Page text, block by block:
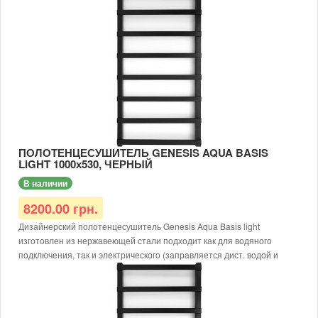
Тип: водяной/электрический
Тип покраски: порошковая
Диаметр подключения: G1/2
Рабочая температура: до 65 °С
Толщина металла: от 1,5 мм
Для электрического исполнения дополнительно требуется
заправить теплоносителем и доукомплектовать ТЭНом.
ПОЛОТЕНЦЕСУШИТЕЛЬ GENESIS AQUA BASIS
LIGHT 1000х530, ЧЕРНЫЙ
В наличии
8200.00 грн.
Дизайнерский полотенцесушитель Genesis Aqua Basis light
изготовлен из нержавеющей стали подходит как для водяного
подключения, так и электрического (заправляется дист. водой и
Размер: 1000х530х30